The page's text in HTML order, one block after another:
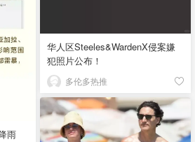
华人区Steeles&WardenX侵案嫌
犯照片公布！
多伦多热推
雨